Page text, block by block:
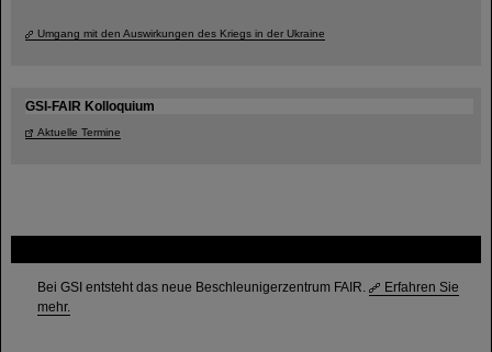
Bei GSI entsteht das neue Beschleunigerzentrum FAIR.
Erfahren Sie
mehr.
Umgang mit den Auswirkungen des Kriegs in der Ukraine
GSI-FAIR Kolloquium
Aktuelle Termine